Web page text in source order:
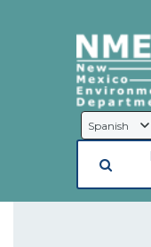
Language
Selection